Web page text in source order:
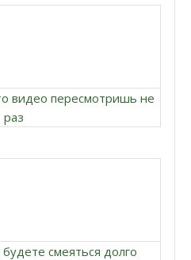
видео пересмотришь не
раз
смеяться долго